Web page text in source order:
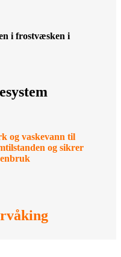
i frostvæsken i
og vaskevann til
og sikrer